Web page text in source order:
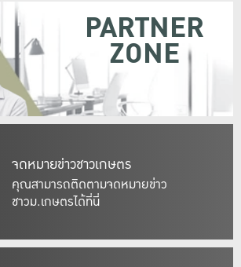
จดหมายข่าวชาวเกษตร
คุณสามารถติดตามจดหมายข่าว
ชาวม.เกษตรได้ที่นี่
PARTNER
ZONE